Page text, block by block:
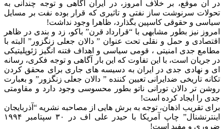
در آن موقع، بر خلاف امروز، در ایران آگاهی و توجه چندانی به
تحولات سرنوشت ساز نفتی و تاثیری که قرار بوده نفت بر مسایل
سیاسی و حقوقی کاسپین بگذارد، ظاهرا وجود نداشت!
امروز نیز بطور مشابهی با “قرارداد قرن” باکو، زد و بندی در ظاهر
اقتصادی و حمل و نقلی تحت عنوان ” دالان جعلی زنگزور” البته با
مطامع جدی امنیتی ، قومی سیاسی و اهداف فتنه انگیز ژئوپلیتیکی
در جریان است، با این تفاوت که این بار آگاهی و توجه فکری، رسانه
ای و نهادی جدی در ایران به دسیسه های جاری برای محقق کردن
تکانه تاریخی ضدایرانی تعیین کننده ” دالان جعلی زنگزور” و بعبارت
روشن تر دالان تورانی ناتو بطور محسوسی وجود دارد و مقاومتی
جدی را ایجاد کرده است!
برای تقریب اذهان، توجه به برش هایی از مصاحبه نشریه “آذربایجان
اینترنشنال” چاپ آمریکا با حیدر علی اف در ۳۰ سپتامبر ۱۹۹۴
ضروری و مفید است!